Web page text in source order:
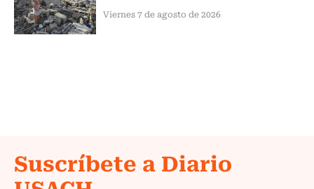
Viernes 7 de agosto de 2026